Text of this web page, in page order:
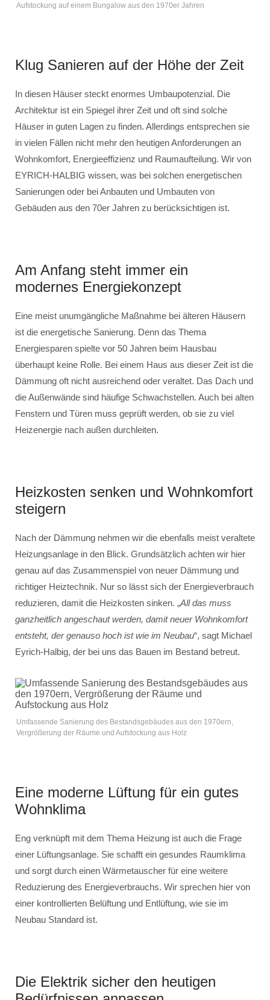
Aufstockung auf einem Bungalow aus den 1970er Jahren
Klug Sanieren auf der Höhe der Zeit
In diesen Häuser steckt enormes Umbaupotenzial. Die
Architektur ist ein Spiegel ihrer Zeit und oft sind solche
Häuser in guten Lagen zu finden. Allerdings entsprechen sie
in vielen Fällen nicht mehr den heutigen Anforderungen an
Wohnkomfort, Energieeffizienz und Raumaufteilung. Wir von
EYRICH-HALBIG wissen, was bei solchen energetischen
Sanierungen oder bei Anbauten und Umbauten von
Gebäuden aus den 70er Jahren zu berücksichtigen ist.
Am Anfang steht immer ein
modernes Energiekonzept
Eine meist unumgängliche Maßnahme bei älteren Häusern
ist die energetische Sanierung. Denn das Thema
Energiesparen spielte vor 50 Jahren beim Hausbau
überhaupt keine Rolle. Bei einem Haus aus dieser Zeit ist die
Dämmung oft nicht ausreichend oder veraltet. Das Dach und
die Außenwände sind häufige Schwachstellen. Auch bei alten
Fenstern und Türen muss geprüft werden, ob sie zu viel
Heizenergie nach außen durchleiten.
Heizkosten senken und Wohnkomfort
steigern
Nach der Dämmung nehmen wir die ebenfalls meist veraltete
Heizungsanlage in den Blick. Grundsätzlich achten wir hier
genau auf das Zusammenspiel von neuer Dämmung und
richtiger Heiztechnik. Nur so lässt sich der Energieverbrauch
reduzieren, damit die Heizkosten sinken. „All das muss
ganzheitlich angeschaut werden, damit neuer Wohnkomfort
entsteht, der genauso hoch ist wie im Neubau“, sagt Michael
Eyrich-Halbig, der bei uns das Bauen im Bestand betreut.
Umfassende Sanierung des Bestandsgebäudes aus den 1970ern,
Vergrößerung der Räume und Aufstockung aus Holz
Eine moderne Lüftung für ein gutes
Wohnklima
Eng verknüpft mit dem Thema Heizung ist auch die Frage
einer Lüftungsanlage. Sie schafft ein gesundes Raumklima
und sorgt durch einen Wärmetauscher für eine weitere
Reduzierung des Energieverbrauchs. Wir sprechen hier von
einer kontrollierten Belüftung und Entlüftung, wie sie im
Neubau Standard ist.
Die Elektrik sicher den heutigen